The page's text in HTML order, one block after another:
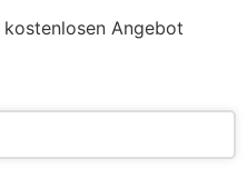
Angebot